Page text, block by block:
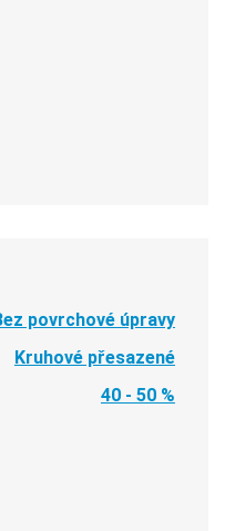
povrchové úpravy
Kruhové přesazené
40 - 50 %